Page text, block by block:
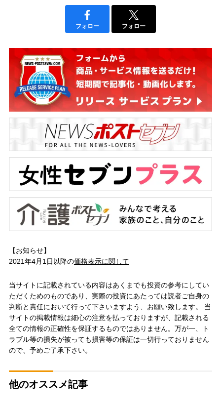
フォロー フォロー
【お知らせ】
2021年4月1日以降の価格表示に関して
当サイトに記載されている内容はあくまでも投資の参考にしてい
ただくためのものであり、実際の投資にあたっては読者ご自身の
判断と責任において行って下さいますよう、お願い致します。 当
サイトの掲載情報は細心の注意を払っておりますが、記載される
全ての情報の正確性を保証するものではありません。万が一、ト
ラブル等の損失が被っても損害等の保証は一切行っておりません
ので、予めご了承下さい。
他のオススメ記事